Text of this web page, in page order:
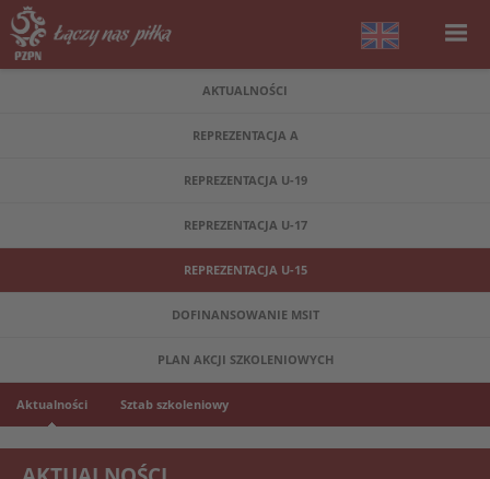
AKTUALNOŚCI
REPREZENTACJA A
REPREZENTACJA U-19
REPREZENTACJA U-17
REPREZENTACJA U-15
DOFINANSOWANIE MSIT
PLAN AKCJI SZKOLENIOWYCH
Aktualności Sztab szkoleniowy